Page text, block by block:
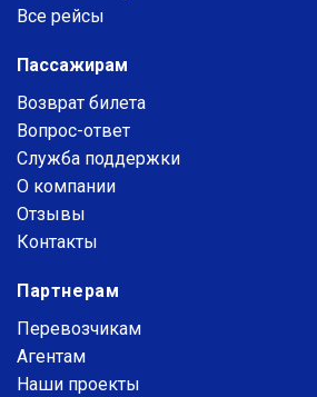
Все рейсы
Пассажирам
Возврат билета
Вопрос-ответ
Служба поддержки
О компании
Отзывы
Контакты
Партнерам
Перевозчикам
Агентам
Наши проекты